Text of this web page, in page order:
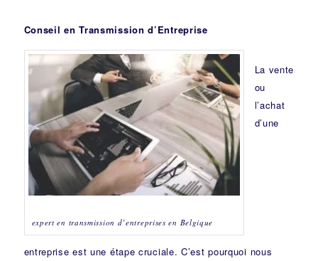
Conseil en Transmission d’Entreprise
expert en transmission d’entreprises en Belgique
La vente
ou
l’achat
d’une
entreprise est une étape cruciale. C’est pourquoi nous